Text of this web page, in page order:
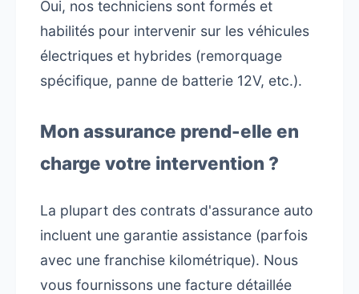
Oui, nos techniciens sont formés et
habilités pour intervenir sur les véhicules
électriques et hybrides (remorquage
spécifique, panne de batterie 12V, etc.).
Mon assurance prend-elle en
charge votre intervention ?
La plupart des contrats d'assurance auto
incluent une garantie assistance (parfois
avec une franchise kilométrique). Nous
vous fournissons une facture détaillée